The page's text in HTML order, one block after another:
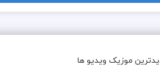
موزیک ویدیو ها